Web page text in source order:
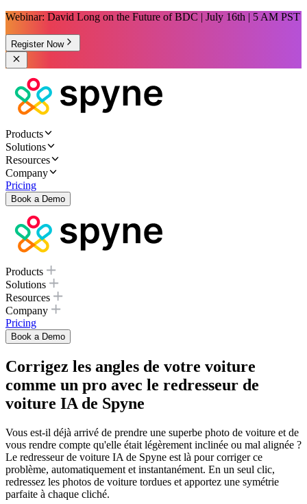
Webinar: David Long on the Future of BDC | July 16th | 5 AM PST
Register Now
Products
Solutions
Resources
Company
Pricing
Book a Demo
Products
Solutions
Resources
Company
Pricing
Book a Demo
Corrigez les angles de votre voiture
comme un pro avec le redresseur de
voiture IA de Spyne
Vous est-il déjà arrivé de prendre une superbe photo de voiture et de
vous rendre compte qu'elle était légèrement inclinée ou mal alignée ?
Le redresseur de voiture IA de Spyne est là pour corriger ce
problème, automatiquement et instantanément. En un seul clic,
redressez les photos de voiture tordues et apportez une symétrie
parfaite à chaque cliché.